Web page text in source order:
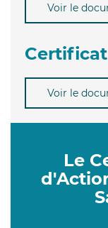
Voir le
Voir le
Le